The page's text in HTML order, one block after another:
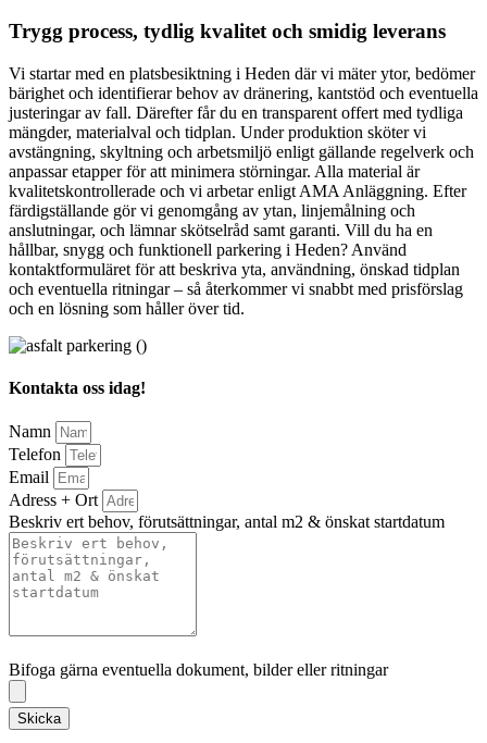
Trygg process, tydlig kvalitet och smidig leverans
Vi startar med en platsbesiktning i Heden där vi mäter ytor, bedömer
bärighet och identifierar behov av dränering, kantstöd och eventuella
justeringar av fall. Därefter får du en transparent offert med tydliga
mängder, materialval och tidplan. Under produktion sköter vi
avstängning, skyltning och arbetsmiljö enligt gällande regelverk och
anpassar etapper för att minimera störningar. Alla material är
kvalitetskontrollerade och vi arbetar enligt AMA Anläggning. Efter
färdigställande gör vi genomgång av ytan, linjemålning och
anslutningar, och lämnar skötselråd samt garanti. Vill du ha en
hållbar, snygg och funktionell parkering i Heden? Använd
kontaktformuläret för att beskriva yta, användning, önskad tidplan
och eventuella ritningar – så återkommer vi snabbt med prisförslag
och en lösning som håller över tid.
Kontakta oss idag!
Namn
Telefon
Email
Adress + Ort
Beskriv ert behov, förutsättningar, antal m2 & önskat startdatum
Bifoga gärna eventuella dokument, bilder eller ritningar
Skicka